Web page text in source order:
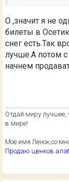
О ,значит я не
билеты в
снег есть.Так
лучше.А потом
начнем
Отдай миру лучшее,
в мире!
Мое имя Ленок,со
Продаю щенков